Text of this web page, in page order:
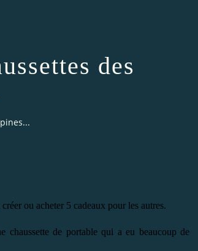
des
ou acheter 5 cadeaux pour les autres.
chaussette de portable qui a eu beaucoup de